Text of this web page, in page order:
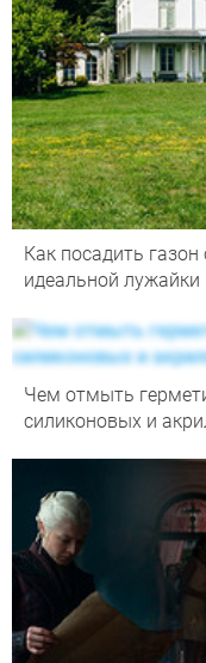
Как посадить
идеальной лужайки
Чем отмыть
силиконовых и